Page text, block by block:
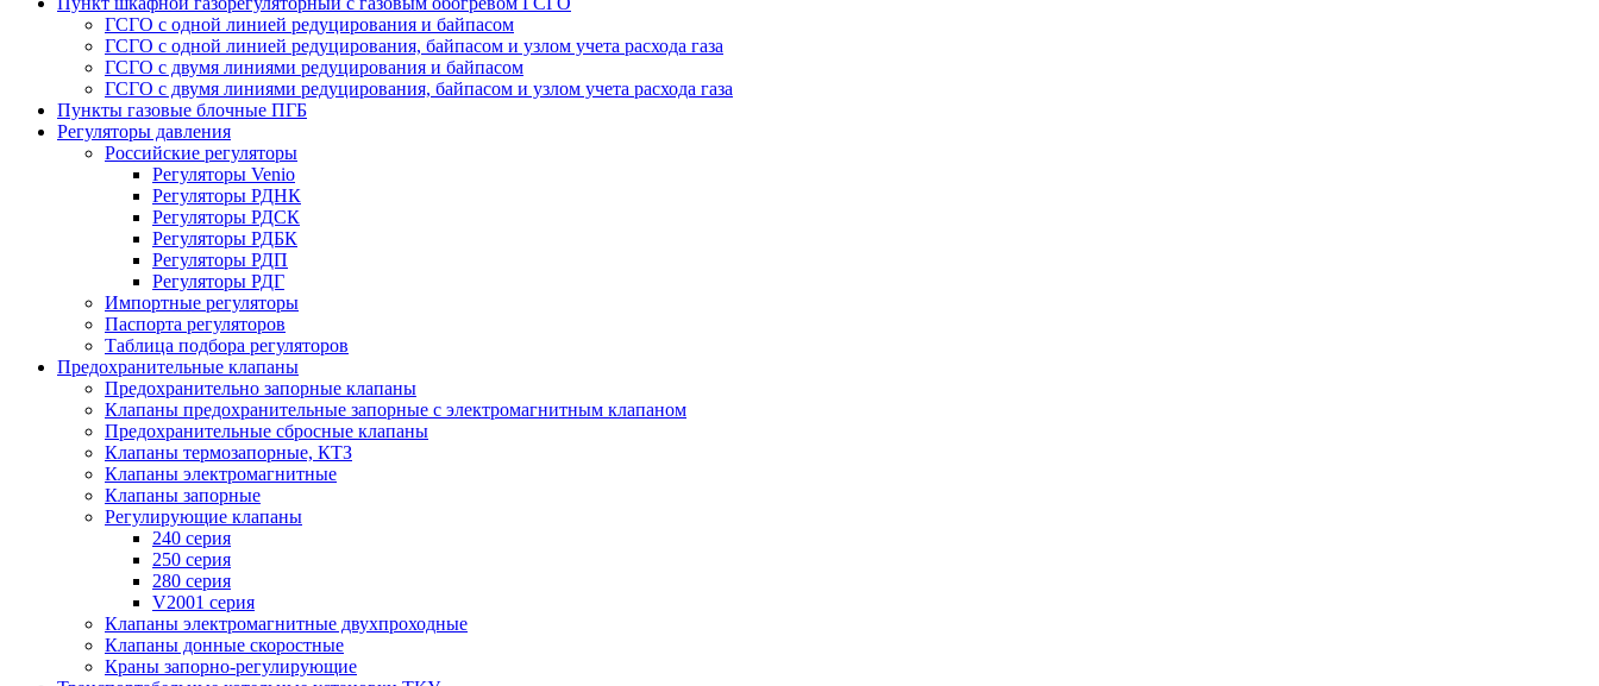
ГСГО с одной линией редуцирования и байпасом
ГСГО c одной линией редуцирования, байпасом и узлом учета расхода газа
ГСГО с двумя линиями редуцирования и байпасом
ГСГО с двумя линиями редуцирования, байпасом и узлом учета расхода газа
Пункты газовые блочные ПГБ
Регуляторы давления
Российские регуляторы
Регуляторы Venio
Регуляторы РДНК
Регуляторы РДСК
Регуляторы РДБК
Регуляторы РДП
Регуляторы РДГ
Импортные регуляторы
Паспорта регуляторов
Таблица подбора регуляторов
Предохранительные клапаны
Предохранительно запорные клапаны
Клапаны предохранительные запорные с электромагнитным клапаном
Предохранительные сбросные клапаны
Клапаны термозапорные, КТЗ
Клапаны электромагнитные
Клапаны запорные
Регулирующие клапаны
240 серия
250 серия
280 серия
V2001 серия
Клапаны электромагнитные двухпроходные
Клапаны донные скоростные
Краны запорно-регулирующие